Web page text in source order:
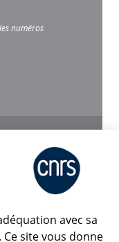
numéros
avec sa
site vous donne